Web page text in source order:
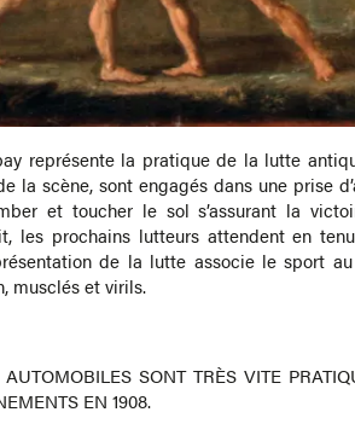
représente la pratique de la lutte
la scène, sont engagés dans une prise
et toucher le sol s’assurant la
les prochains lutteurs attendent en
de la lutte associe le sport
musclés et virils.
SONT TRÈS VITE
EN 1908.